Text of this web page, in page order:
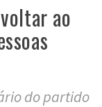
ao
do partido